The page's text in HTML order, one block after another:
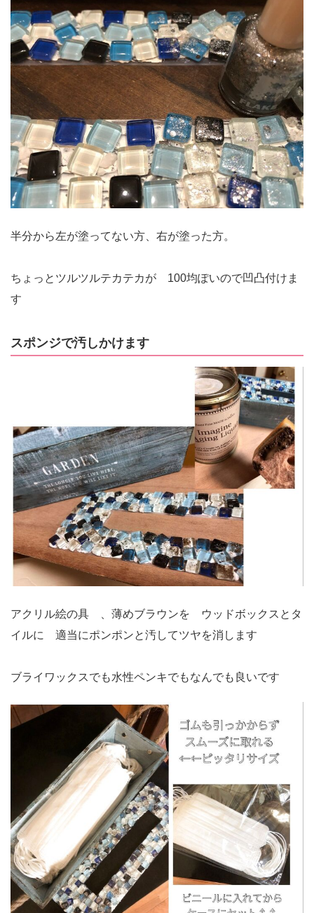
半分から左が塗ってない方、右が塗った方。
ちょっとツルツルテカテカが 100均ぽいので凹凸付けま
す
スポンジで汚しかけます
アクリル絵の具 、薄めブラウンを ウッドボックスとタ
イルに 適当にポンポンと汚してツヤを消します
ブライワックスでも水性ペンキでもなんでも良いです